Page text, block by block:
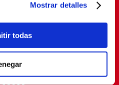
Mostrar detalles
todas
nuestra política de